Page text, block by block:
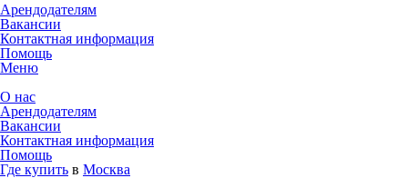
Арендодателям
Вакансии
Контактная информация
Помощь
Меню
О нас
Арендодателям
Вакансии
Контактная информация
Помощь
Где купить в Москва